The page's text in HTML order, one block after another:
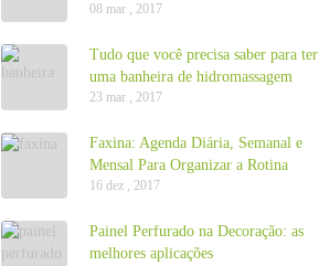
08 mar , 2017
Tudo que você precisa saber para ter
uma banheira de hidromassagem
23 mar , 2017
Faxina: Agenda Diária, Semanal e
Mensal Para Organizar a Rotina
16 dez , 2017
Painel Perfurado na Decoração: as
melhores aplicações